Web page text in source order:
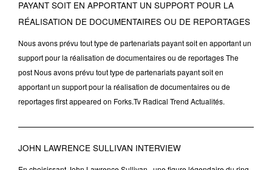
PAYANT SOIT EN APPORTANT UN SUPPORT POUR LA
RÉALISATION DE DOCUMENTAIRES OU DE REPORTAGES
Nous avons prévu tout type de partenariats payant soit en apportant un
support pour la réalisation de documentaires ou de reportages The
post Nous avons prévu tout type de partenariats payant soit en
apportant un support pour la réalisation de documentaires ou de
reportages first appeared on Forks.Tv Radical Trend Actualités.
JOHN LAWRENCE SULLIVAN INTERVIEW